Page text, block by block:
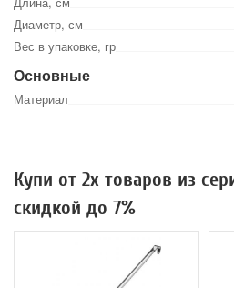
Диаметр, см
Вес в упаковке, гр
Основные
Материал
Купи от 2х товаров из
скидкой до 7%